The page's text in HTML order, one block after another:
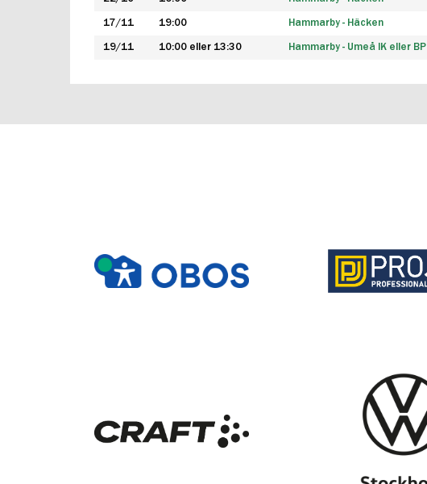
17/11 19:00 Hammarby - Häcken
19/11 10:00 eller 13:30 Hammarby - Umeå IK eller BP